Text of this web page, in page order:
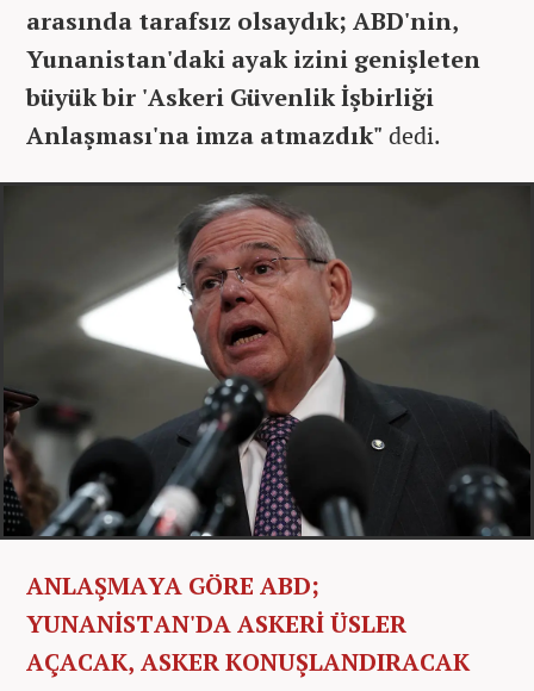
arasında tarafsız olsaydık; ABD'nin,
Yunanistan'daki ayak izini genişleten
büyük bir 'Askeri Güvenlik İşbirliği
Anlaşması'na imza atmazdık" dedi.
ANLAŞMAYA GÖRE ABD;
YUNANİSTAN'DA ASKERİ ÜSLER
AÇACAK, ASKER KONUŞLANDIRACAK